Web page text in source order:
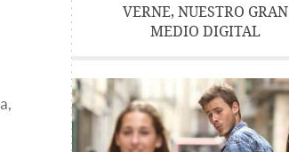
VERNE, NUESTRO GRAN
MEDIO DIGITAL